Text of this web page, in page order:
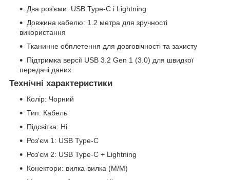
Два роз'єми: USB Type-C і Lightning
Довжина кабелю: 1.2 метра для зручності
використання
Тканинне обплетення для довговічності та захисту
Підтримка версії USB 3.2 Gen 1 (3.0) для швидкої
передачі даних
Технічні характеристики
Колір: Чорний
Тип: Кабель
Підсвітка: Ні
Роз'єм 1: USB Type-C
Роз'єм 2: USB Type-C + Lightning
Конектори: вилка-вилка (M/M)